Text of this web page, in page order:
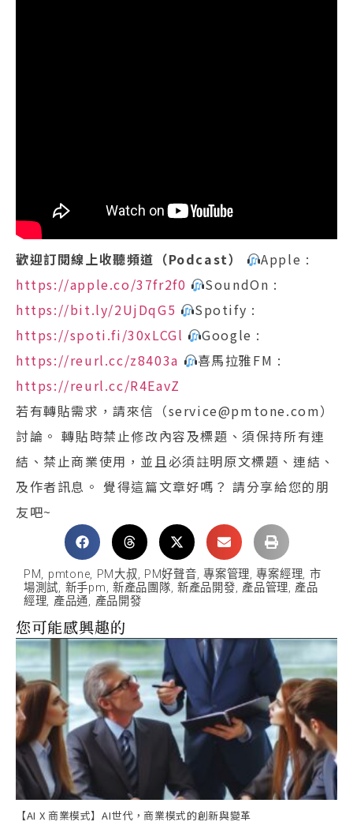
歡迎訂閱線上收聽頻道（Podcast）
Apple :
https://apple.co/37fr2f0
SoundOn :
https://bit.ly/2UjDqG5
Spotify :
https://spoti.fi/30xLCGl
Google :
https://reurl.cc/z8403a
喜馬拉雅FM :
https://reurl.cc/R4EavZ
若有轉貼需求，請來信（service@pmtone.com）
討論。 轉貼時禁止修改內容及標題、須保持所有連
結、禁止商業使用，並且必須註明原文標題、連結、
及作者訊息。 覺得這篇文章好嗎？ 請分享給您的朋
友吧~
PM, pmtone, PM大叔, PM好聲音,專案管理,專案經理, 市
場測試, 新手pm, 新產品團隊,新產品開發, 產品管理, 產品
經理, 產品通, 產品開發
您可能感興趣的
【AI X 商業模式】AI世代，商業模式的創新與變革